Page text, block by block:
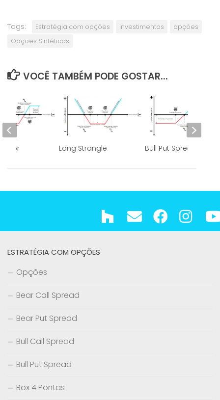
Tags: Estratégia com opções investimentos
opções
Opções Sintéticas
VOCÊ TAMBÉM PODE GOSTAR...
Long Strangle Bull Put Spread
ESTRATÉGIA COM OPÇÕES
Opções
Bear Call Spread
Bear Put Spread
Bull Call Spread
Bull Put Spread
Box 4 Pontas